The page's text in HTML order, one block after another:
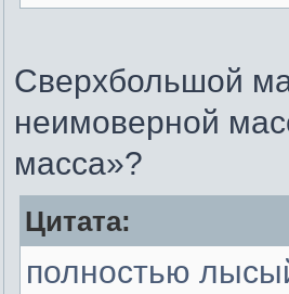
Сверхбольшой
неимоверной
масса»?
Цитата:
полностью